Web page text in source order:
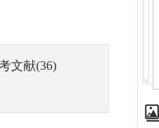
文献(36)